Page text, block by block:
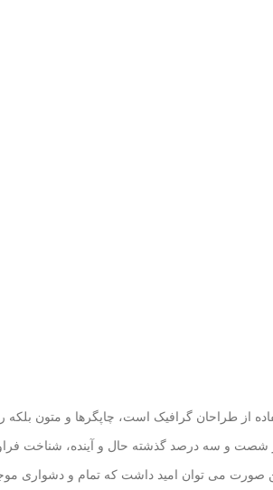
از طراحان گرافیک است، چاپگرها و متون
در شصت و سه درصد گذشته حال و آینده، شناخت
می توان امید داشت که تمام و دشواری